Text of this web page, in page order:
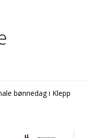
bønnedag i Klepp